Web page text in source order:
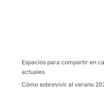
k
i
Espacios para compartir en
actuales
Cómo sobrevivir al verano